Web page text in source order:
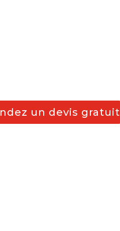
un devis gratuit